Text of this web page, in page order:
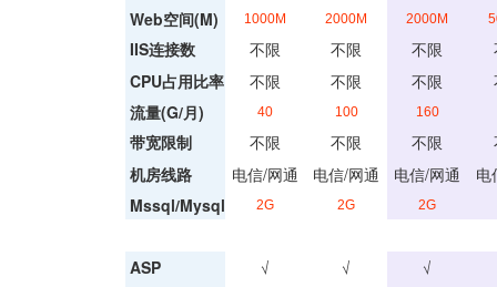
Web空间(M)
1000M 2000M 2000M
IIS连接数 不限 不限 不限
CPU占用比率
不限 不限 不限
流量(G/月)
40 100 160
带宽限制 不限 不限 不限
机房线路
电信/网通 电信/网通 电信/网通
电
Mssql/Mysql
2G 2G 2G
ASP √ √
√